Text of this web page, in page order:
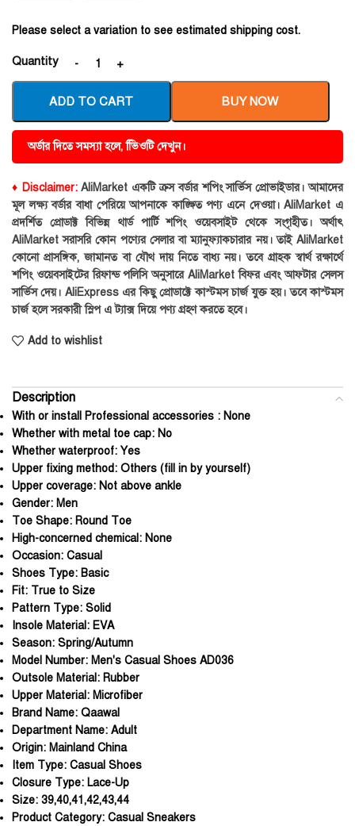
Please select a variation to see estimated shipping cost.
Quantity
ADD TO CART BUY NOW
অর্ডার দিতে সমস্যা হলে, ভিিওটি দেখুন।
♦ Disclaimer:AliMarket একটি ক্রস বর্ডার শপিং সার্ভিস প্রোভাইডার। আমাদের
মূল লক্ষ্য বর্ডার বাধা পেরিয়ে আপনাকে কাঙ্ক্ষিত পণ্য এনে দেওয়া। AliMarket এ
প্রদর্শিত প্রোডাক্ট বিভিন্ন থার্ড পার্টি শপিং ওয়েবসাইট থেকে সংগৃহীত। অর্থাৎ
AliMarket সরাসরি কোন পণ্যের সেলার বা ম্যানুফ্যাকচারার নয়। তাই AliMarket
কোনো প্রাসঙ্গিক, জামানত বা যৌথ দায় নিতে বাধ্য নয়। তবে গ্রাহক স্বার্থ রক্ষার্থে
শপিং ওয়েবসাইটের রিফান্ড পলিসি অনুসারে AliMarket বিফর এবং আফটার সেলস
সার্ভিস দেয়। AliExpress এর কিছু প্রোডাক্টে কাস্টমস চার্জ যুক্ত হয়। তবে কাস্টমস
চার্জ হলে সরকারী স্লিপ এ ট্যাক্স দিয়ে পণ্য গ্রহণ করতে হবে।
Add to wishlist
Description
With or install Professional accessories : None
Whether with metal toe cap: No
Whether waterproof: Yes
Upper fixing method: Others (fill in by yourself)
Upper coverage: Not above ankle
Gender: Men
Toe Shape: Round Toe
High-concerned chemical: None
Occasion: Casual
Shoes Type: Basic
Fit: True to Size
Pattern Type: Solid
Insole Material: EVA
Season: Spring/Autumn
Model Number: Men's Casual Shoes AD036
Outsole Material: Rubber
Upper Material: Microfiber
Brand Name: Qaawal
Department Name: Adult
Origin: Mainland China
Item Type: Casual Shoes
Closure Type: Lace-Up
Size: 39,40,41,42,43,44
Product Category: Casual Sneakers